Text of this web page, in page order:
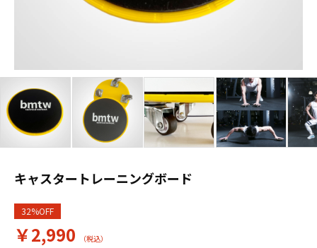
キャスタートレーニングボード
32%OFF
￥2,990